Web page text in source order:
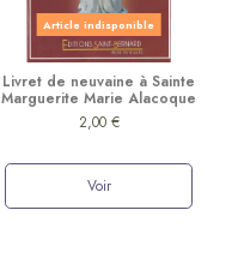
Article indisponible
Livret de neuvaine à Sainte
Marguerite Marie Alacoque
2,00 €
Voir